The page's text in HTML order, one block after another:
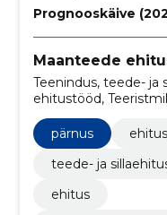
Prognooskäive
Maanteede
Teenindus, teede- ja
ehitustööd,
alustööd, Teede
Teeehitustööd,
ja jalgradade alustööd
pärnus
teede- ja
ehitus